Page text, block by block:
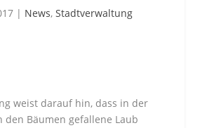
| News, Stadtverwaltung
weist darauf hin, dass in der
den Bäumen gefallene Laub